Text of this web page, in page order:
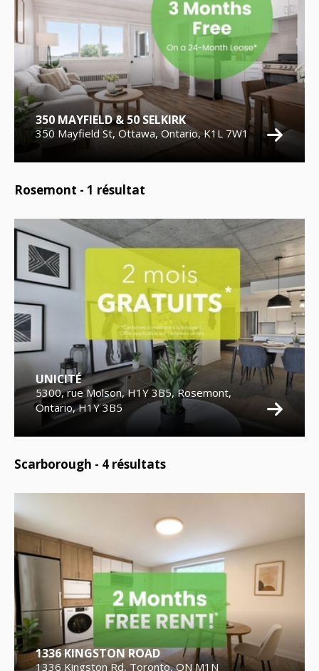
350 MAYFIELD & 50 SELKIRK
350 Mayfield St, Ottawa, Ontario, K1L 7W1
Rosemont - 1 résultat
UNICITÉ
5300, rue Molson, H1Y 3B5, Rosemont,
Ontario, H1Y 3B5
Scarborough - 4 résultats
1336 KINGSTON ROAD
1336 Kingston Rd, Toronto, ON M1N